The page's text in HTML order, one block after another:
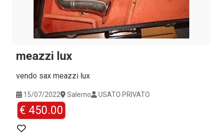
meazzi lux
vendo sax meazzi lux
15/07/2022 Salerno USATO PRIVATO
€ 450.00